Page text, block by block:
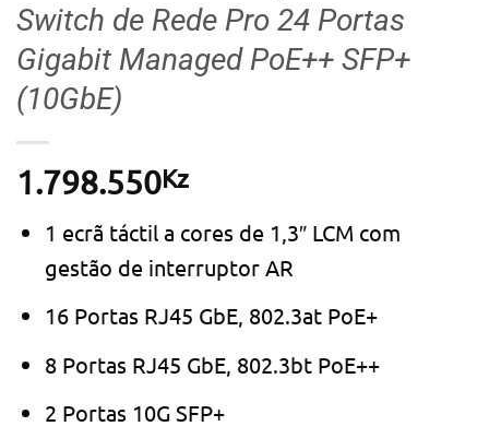
Switch de Rede Pro 24 Portas
Gigabit Managed PoE++ SFP+
(10GbE)
1.798.550Kz
1 ecrã táctil a cores de 1,3″ LCM com
gestão de interruptor AR
16 Portas RJ45 GbE, 802.3at PoE+
8 Portas RJ45 GbE, 802.3bt PoE++
2 Portas 10G SFP+